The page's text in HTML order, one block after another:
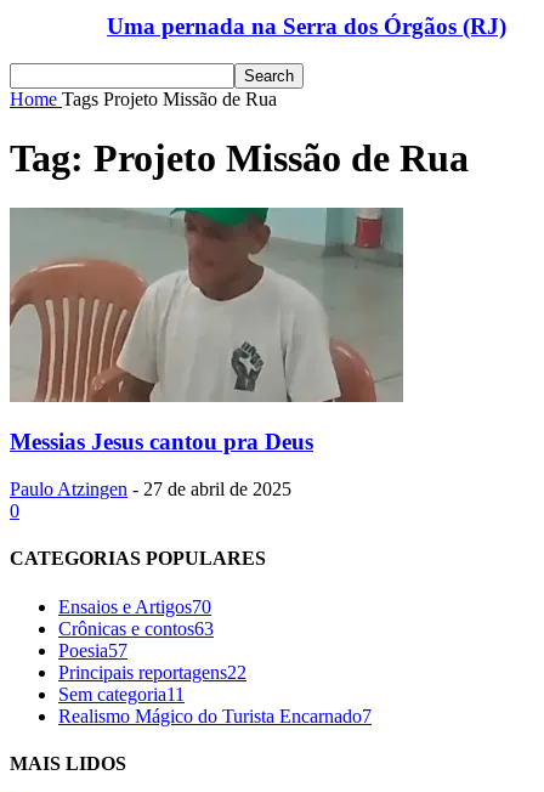
Uma pernada na Serra dos Órgãos (RJ)
Home Tags Projeto Missão de Rua
Tag: Projeto Missão de Rua
Messias Jesus cantou pra Deus
Paulo Atzingen - 27 de abril de 2025
0
CATEGORIAS POPULARES
Ensaios e Artigos70
Crônicas e contos63
Poesia57
Principais reportagens22
Sem categoria11
Realismo Mágico do Turista Encarnado7
MAIS LIDOS